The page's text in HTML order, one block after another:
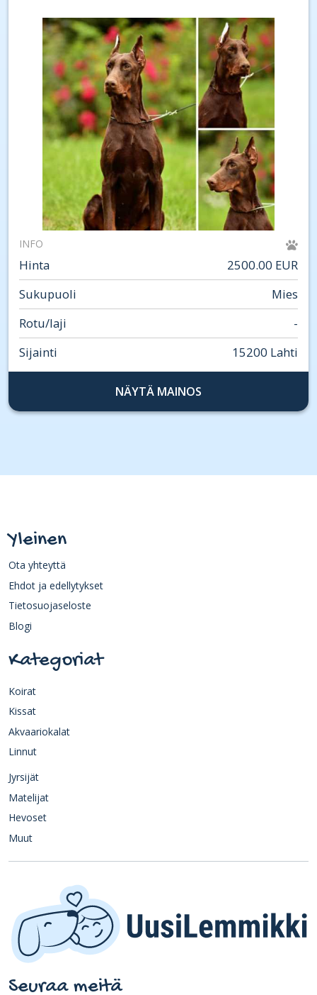
INFO
Hinta
2500.00 EUR
Sukupuoli
Mies
Rotu/laji
-
Sijainti
15200 Lahti
NÄYTÄ MAINOS
Yleinen
Ota yhteyttä
Ehdot ja edellytykset
Tietosuojaseloste
Blogi
Kategoriat
Koirat
Kissat
Akvaariokalat
Linnut
Jyrsijät
Matelijat
Hevoset
Muut
Seuraa meitä